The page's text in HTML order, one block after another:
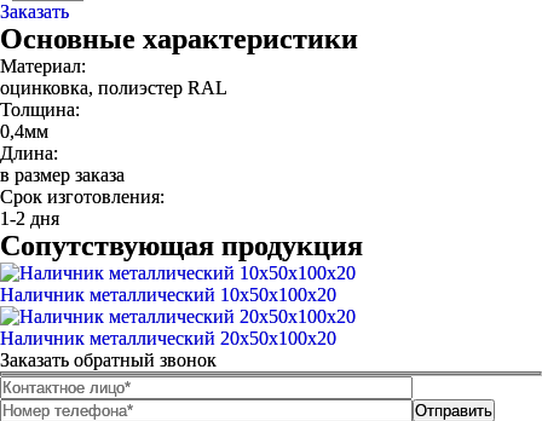
Заказать
Основные характеристики
Материал:
оцинковка, полиэстер RAL
Толщина:
0,4мм
Длина:
в размер заказа
Срок изготовления:
1-2 дня
Сопутствующая продукция
Наличник металлический 10х50х100х20
Наличник металлический 20х50х100х20
Заказать обратный звонок